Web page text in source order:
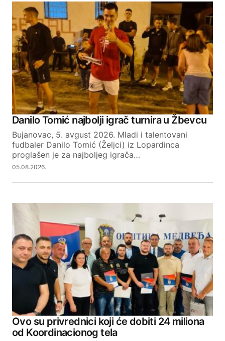
Danilo Tomić najbolji igrač turnira u Žbevcu
Bujanovac, 5. avgust 2026. Mladi i talentovani
fudbaler Danilo Tomić (Željci) iz Lopardinca
proglašen je za najboljeg igrača…
05.08.2026.
Ovo su privrednici koji će dobiti 24 miliona
od Koordinacionog tela